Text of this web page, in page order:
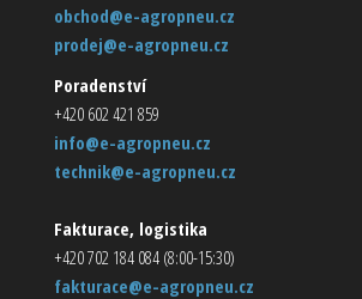
obchod@e-agropneu.cz
prodej@e-agropneu.cz
Poradenství
+420 602 421 859
info@e-agropneu.cz
technik@e-agropneu.cz
Fakturace, logistika
+420 702 184 084 (8:00-15:30)
fakturace@e-agropneu.cz